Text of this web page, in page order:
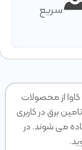
سریع
دیزل ژنراتور بنز مدل OM364TAGE-2 با توان ۱۰۰ کاوا از محصولات
برق در کاربری
می شوند. در